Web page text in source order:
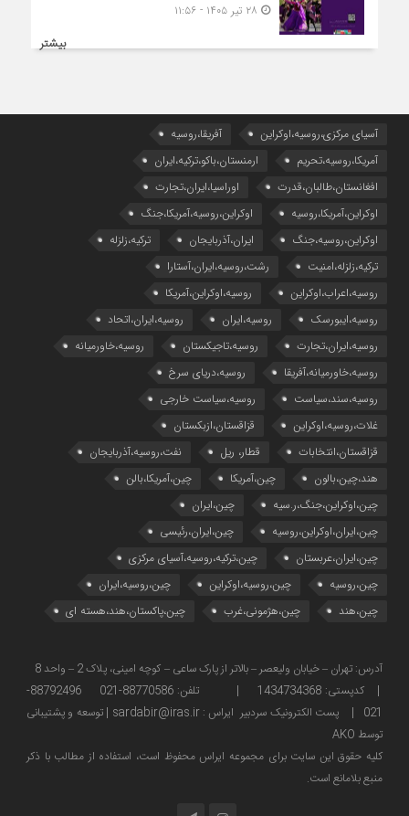
بیشتر
آسیای مرکزی،روسیه،اوکراین
آفریقا،روسیه
آمریکا،روسیه،تحریم
ارمنستان،باکو،ترکیه،ایران
افغانستان،طالبان،قدرت
اوراسیا،ایران،تجارت
اوکراین،آمریکا،روسیه
اوکراین،روسیه،آمریکا،جنگ
اوکراین،روسیه،جنگ
ایران،آذربایجان
ترکیه،زلزله
ترکیه،زلزله،امنیت
رشت،روسیه،ایران،آستارا
روسیه،اعراب،اوکراین
روسیه،اوکراین،آمریکا
روسیه،ایبورسک
روسیه،ایران
روسیه،ایران،اتحاد
روسیه،ایران،تجارت
روسیه،تاجیکستان
روسیه،خاورمیانه
روسیه،خاورمیانه،آفریقا
روسیه،دریای سرخ
روسیه،سند،سیاست
روسیه،سیاست خارجی
غلات،روسیه،اوکراین
قزاقستان،ازبکستان
قزاقستان،انتخابات
قطار، ریل
نفت،روسیه،آذربایجان
هند،چین،بالون
چین،آمریکا
چین،آمریکا،بالن
چین،اوکراین،جنگ،ر.سیه
چین،ایران
چین،ایران،اوکراین،روسیه
چین،ایران،رئیسی
چین،ایران،عربستان
چین،ترکیه،روسیه،آسیای مرکزی
چین،روسیه
چین،روسیه،اوکراین
چین،روسیه،ایران
چین،هند
چین،هژمونی،غرب چین،پاکستان،هند،هسته ای
| کدپستی: 1434734368 | تلفن: 88770586-021 88792496-
021 | پست الکترونیک سردبیر ایراس : sardabir@iras.ir |
توسعه و پشتیبانی
توسط AKO
كليه حقوق این سایت برای مجموعه ایراس محفوظ است، استفاده از مطالب با ذكر
منبع بلامانع است.